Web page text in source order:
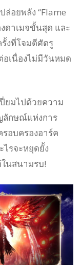
ล่อยพลัง “Flame
ดาเมจขั้นสุด และ
งที่โจมตีศัตรู
อเนื่องไม่มีวันหมด
ยมไปด้วยความ
ลักษณ์แห่งการ
อบครองอาร์ค
รจะหยุดยั้ง
ในสนามรบ!